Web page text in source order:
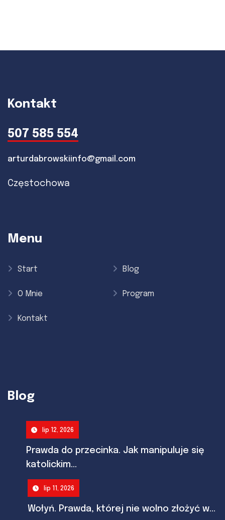
Kontakt
507 585 554
arturdabrowskiinfo@gmail.com
Częstochowa
Menu
Start Blog
O Mnie Program
Kontakt
Blog
lip 12, 2026
Prawda do przecinka. Jak manipuluje się
katolickim...
lip 11, 2026
Wołyń. Prawda, której nie wolno złożyć w...